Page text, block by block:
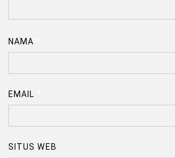
NAMA
EMAIL
SITUS WEB